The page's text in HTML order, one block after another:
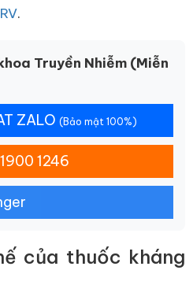
.
Truyền Nhiễm (Miễn
ZALO (Bảo mật 100%)
1246
của thuốc kháng